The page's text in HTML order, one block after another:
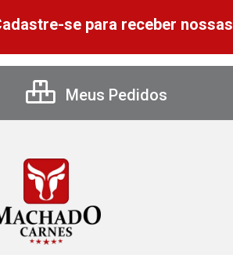
se para receber
Meus Pedidos